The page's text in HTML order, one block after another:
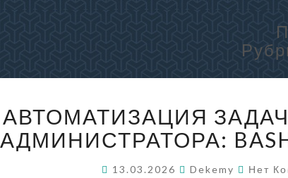
ЗАДАЧ
BASH,
АВТОМАТИЗАЦИЯ
АДМИНИСТРАТОРА:
13.03.2026 Dekemy Нет